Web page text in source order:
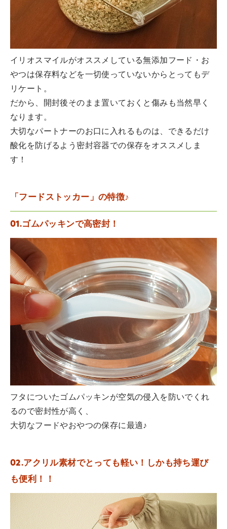
イリオスマイルがオススメしている無添加フード・お
やつは保存料などを一切使っていないからとってもデ
リケート。
だから、開封後そのまま置いておくと傷みも当然早く
なります。
大切なパートナーのお口に入れるものは、できるだけ
酸化を防げるよう密封容器での保存をオススメしま
す！
「フードストッカー」の特徴♪
01.ゴムパッキンで高密封！
フタについたゴムパッキンが空気の侵入を防いでくれ
るので密封性が高く、
大切なフードやおやつの保存に最適♪
02.アクリル素材でとっても軽い！しかも持ち運び
も便利！！